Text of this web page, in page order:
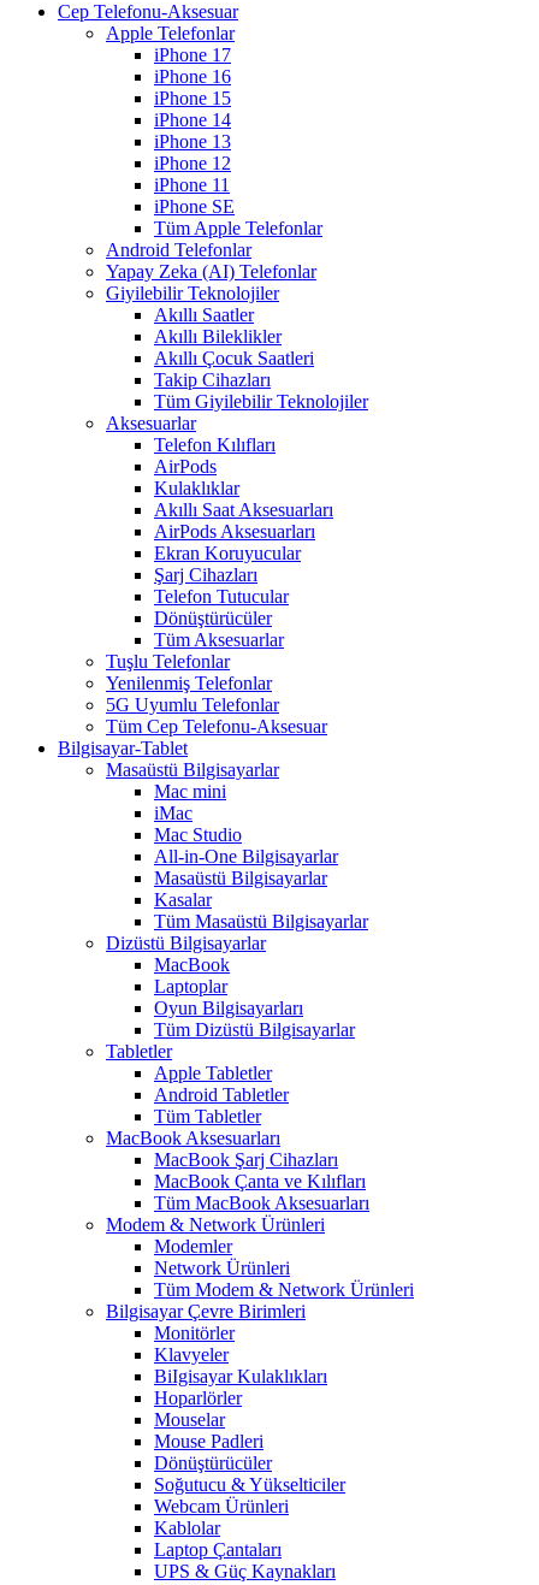
Cep Telefonu-Aksesuar
Apple Telefonlar
iPhone 17
iPhone 16
iPhone 15
iPhone 14
iPhone 13
iPhone 12
iPhone 11
iPhone SE
Tüm Apple Telefonlar
Android Telefonlar
Yapay Zeka (AI) Telefonlar
Giyilebilir Teknolojiler
Akıllı Saatler
Akıllı Bileklikler
Akıllı Çocuk Saatleri
Takip Cihazları
Tüm Giyilebilir Teknolojiler
Aksesuarlar
Telefon Kılıfları
AirPods
Kulaklıklar
Akıllı Saat Aksesuarları
AirPods Aksesuarları
Ekran Koruyucular
Şarj Cihazları
Telefon Tutucular
Dönüştürücüler
Tüm Aksesuarlar
Tuşlu Telefonlar
Yenilenmiş Telefonlar
5G Uyumlu Telefonlar
Tüm Cep Telefonu-Aksesuar
Bilgisayar-Tablet
Masaüstü Bilgisayarlar
Mac mini
iMac
Mac Studio
All-in-One Bilgisayarlar
Masaüstü Bilgisayarlar
Kasalar
Tüm Masaüstü Bilgisayarlar
Dizüstü Bilgisayarlar
MacBook
Laptoplar
Oyun Bilgisayarları
Tüm Dizüstü Bilgisayarlar
Tabletler
Apple Tabletler
Android Tabletler
Tüm Tabletler
MacBook Aksesuarları
MacBook Şarj Cihazları
MacBook Çanta ve Kılıfları
Tüm MacBook Aksesuarları
Modem & Network Ürünleri
Modemler
Network Ürünleri
Tüm Modem & Network Ürünleri
Bilgisayar Çevre Birimleri
Monitörler
Klavyeler
BiIgisayar Kulaklıkları
Hoparlörler
Mouselar
Mouse Padleri
Dönüştürücüler
Soğutucu & Yükselticiler
Webcam Ürünleri
Kablolar
Laptop Çantaları
UPS & Güç Kaynakları